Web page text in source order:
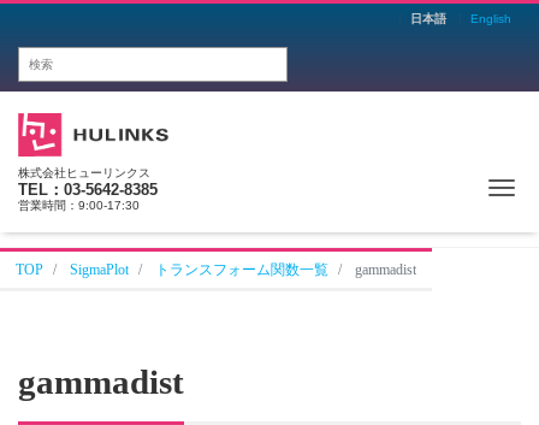
日本語 English
株式会社ヒューリンクス
TEL：03-5642-8385
営業時間：9:00-17:30
TOP SigmaPlot トランスフォーム関数一覧 gammadist
gammadist